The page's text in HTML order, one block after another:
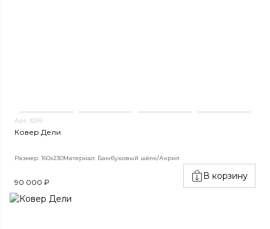
Арт. 3259
Ковер Дели
Размер: 160х230Материал: Бамбуковый шёлк/Акрил
90 000 ₽
В корзину